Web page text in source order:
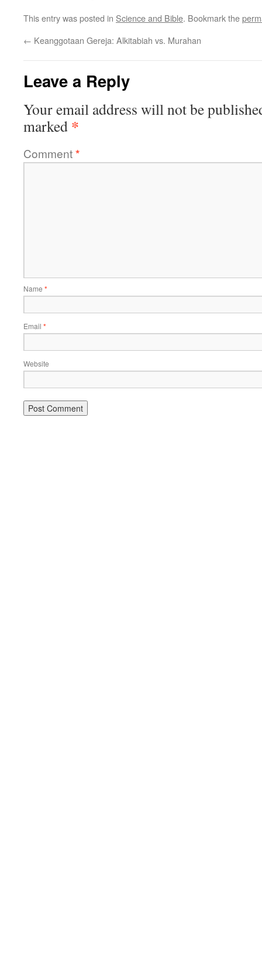
This entry was posted in Science and Bible. Bookmark the
← Keanggotaan Gereja: Alkitabiah vs. Murahan
Leave a Reply
Your email address will not be
marked *
Comment*
Name *
Email *
Website